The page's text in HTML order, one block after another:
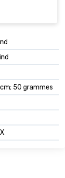
cm; 50 grammes